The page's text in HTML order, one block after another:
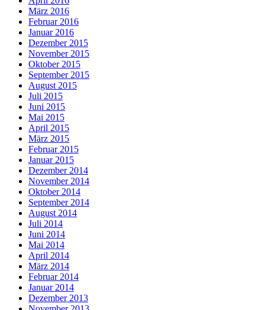
März 2016
Februar 2016
Januar 2016
Dezember 2015
November 2015
Oktober 2015
September 2015
August 2015
Juli 2015
Juni 2015
Mai 2015
April 2015
März 2015
Februar 2015
Januar 2015
Dezember 2014
November 2014
Oktober 2014
September 2014
August 2014
Juli 2014
Juni 2014
Mai 2014
April 2014
März 2014
Februar 2014
Januar 2014
Dezember 2013